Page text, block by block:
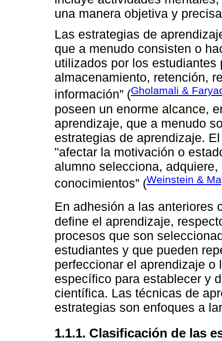
una manera objetiva y
Las estrategias de
que a menudo consisten o
utilizados por los
almacenamiento, retención,
información” (Gholamali &
poseen un enorme alcance,
aprendizaje, que a menudo
estrategias de aprendizaje.
"afectar la motivación o
alumno selecciona,
conocimientos” (Weinstein &
En adhesión a las anteriores
define el aprendizaje,
procesos que son
estudiantes y que pueden
perfeccionar el aprendizaje
específico para establecer y
científica. Las técnicas de
estrategias son enfoques a
1.1.1. Clasificación de las